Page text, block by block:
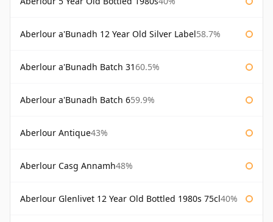
Aberlour a'Bunadh 12 Year Old Silver Label58.7%
Aberlour a'Bunadh Batch 3160.5%
Aberlour a'Bunadh Batch 659.9%
Aberlour Antique43%
Aberlour Casg Annamh48%
Aberlour Glenlivet 12 Year Old Bottled 1980s 75cl40%